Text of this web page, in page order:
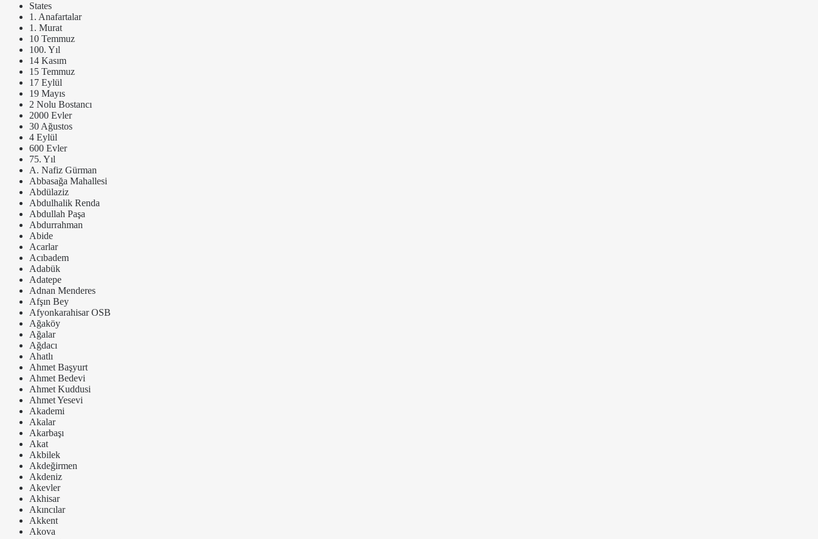
States
1. Anafartalar
1. Murat
10 Temmuz
100. Yıl
14 Kasım
15 Temmuz
17 Eylül
19 Mayıs
2 Nolu Bostancı
2000 Evler
30 Ağustos
4 Eylül
600 Evler
75. Yıl
A. Nafiz Gürman
Abbasağa Mahallesi
Abdülaziz
Abdulhalik Renda
Abdullah Paşa
Abdurrahman
Abide
Acarlar
Acıbadem
Adabük
Adatepe
Adnan Menderes
Afşın Bey
Afyonkarahisar OSB
Ağaköy
Ağalar
Ağdacı
Ahatlı
Ahmet Başyurt
Ahmet Bedevi
Ahmet Kuddusi
Ahmet Yesevi
Akademi
Akalar
Akarbaşı
Akat
Akbilek
Akdeğirmen
Akdeniz
Akevler
Akhisar
Akıncılar
Akkent
Akova